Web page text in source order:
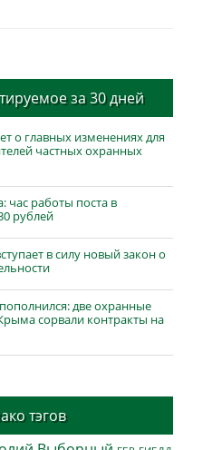
за 30 дней
о главных изменениях для
частных охранных
час работы поста в
рублей
в силу новый закон о
две охранные
сорвали контракты на
тэгов